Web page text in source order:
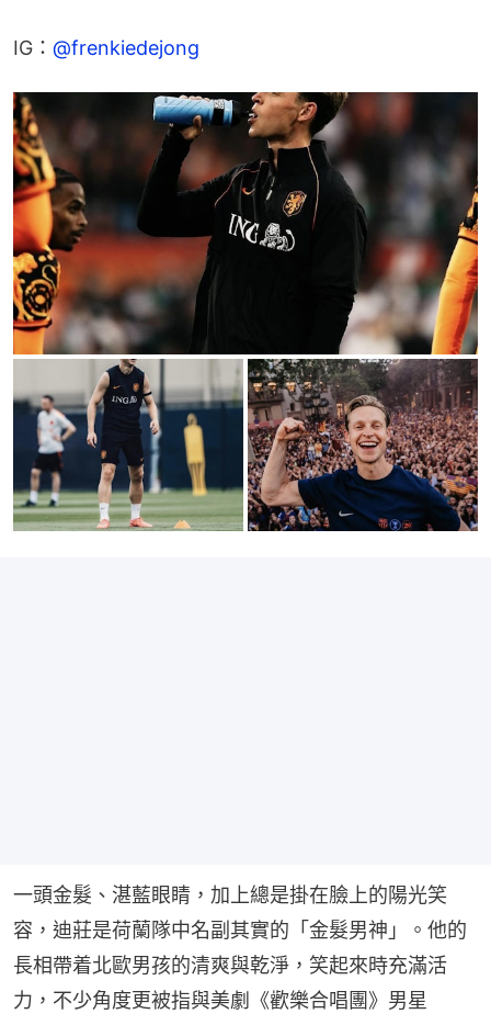
IG： @frenkiedejong
一頭金髮、湛藍眼睛，加上總是掛在臉上的陽光笑
容，迪莊是荷蘭隊中名副其實的「金髮男神」。他的
長相帶着北歐男孩的清爽與乾淨，笑起來時充滿活
力，不少角度更被指與美劇《歡樂合唱團》男星